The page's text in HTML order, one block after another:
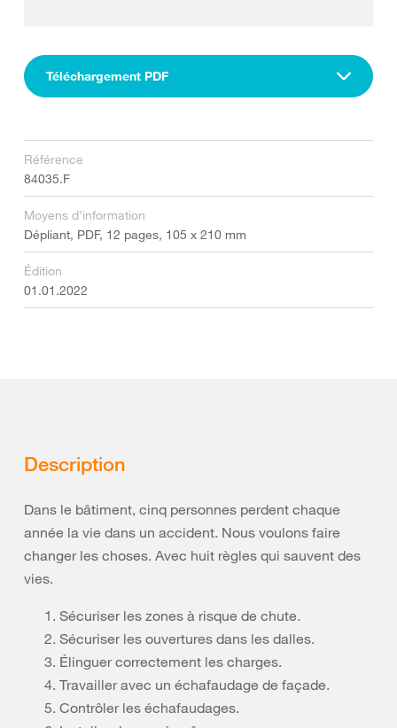
Téléchargement PDF
Référence
84035.F
Moyens d'information
Dépliant, PDF, 12 pages, 105 x 210 mm
Édition
01.01.2022
Description
Dans le bâtiment, cinq personnes perdent chaque
année la vie dans un accident. Nous voulons faire
changer les choses. Avec huit règles qui sauvent des
vies.
Sécuriser les zones à risque de chute.
Sécuriser les ouvertures dans les dalles.
Élinguer correctement les charges.
Travailler avec un échafaudage de façade.
Contrôler les échafaudages.